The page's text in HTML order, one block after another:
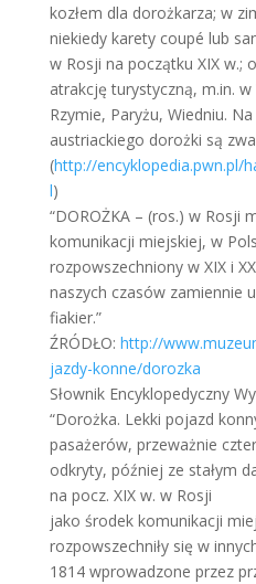
kozłem dla dorożkarza; w
niekiedy karety coupé lub
w Rosji na początku XIX w.;
atrakcję turystyczną, m.in.
Rzymie, Paryżu, Wiedniu.
austriackiego dorożki są
(http://encyklopedia.pwn.pl/
l)
“DOROŻKA – (ros.) w Rosji
komunikacji miejskiej, w
rozpowszechniony w XIX i
naszych czasów zamiennie
fiakier.”
ŹRÓDŁO: http://
jazdy-konne/dorozka
Słownik Encyklopedyczny
“Dorożka. Lekki pojazd
pasażerów, przeważnie
odkryty, później ze stałym
na pocz. XIX w. w Rosji
jako środek komunikacji
rozpowszechniły się w
1814 wprowadzone przez